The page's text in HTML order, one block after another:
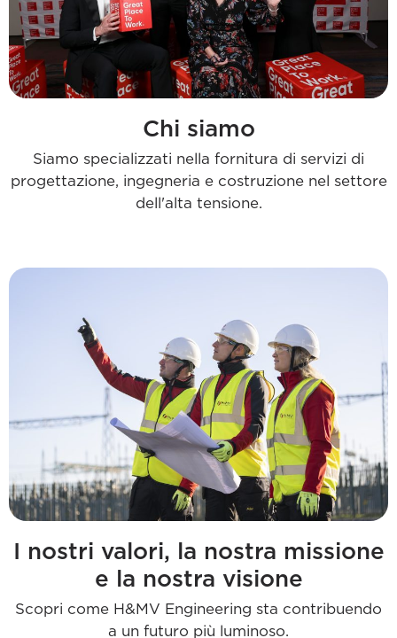
Chi siamo
Siamo specializzati nella fornitura di servizi di
progettazione, ingegneria e costruzione nel settore
dell'alta tensione.
I nostri valori, la nostra missione
e la nostra visione
Scopri come H&MV Engineering sta contribuendo
a un futuro più luminoso.